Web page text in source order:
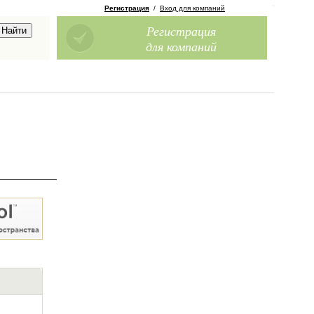
Регистрация / Вход для компаний
Регистрация
для компаний